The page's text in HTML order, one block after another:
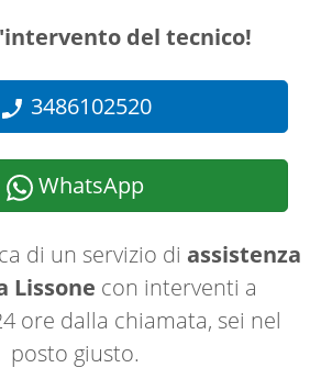
del tecnico!
3486102520
WhatsApp
di un servizio di assistenza
Lissone con interventi a
ore dalla chiamata, sei nel
posto giusto.